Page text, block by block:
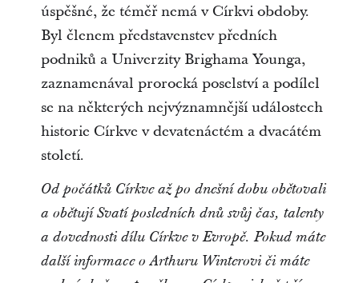
úspěšné, že téměř nemá v Církvi obdoby.
Byl členem představenstev předních
podniků a Univerzity Brighama Younga,
zaznamenával prorocká poselství a podílel
se na některých nejvýznamnější událostech
historie Církve v devatenáctém a dvacátém
století.
Od počátků Církve až po dnešní dobu obětovali
a obětují Svatí posledních dnů svůj čas, talenty
a dovednosti dílu Církve v Evropě. Pokud máte
další informace o Arthuru Winterovi či máte